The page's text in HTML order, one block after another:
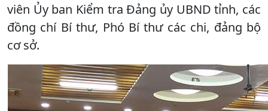
viên Ủy ban Kiểm tra Đảng ủy UBND tỉnh, các
đồng chí Bí thư, Phó Bí thư các chi, đảng bộ
cơ sở.